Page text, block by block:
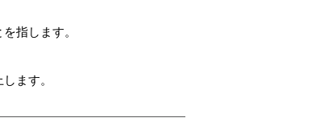
指します。
ます。